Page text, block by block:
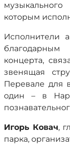
которым
Исполнители
концерта,
звенящая
Перевале для
один – в
Игорь Ковач,
парка,